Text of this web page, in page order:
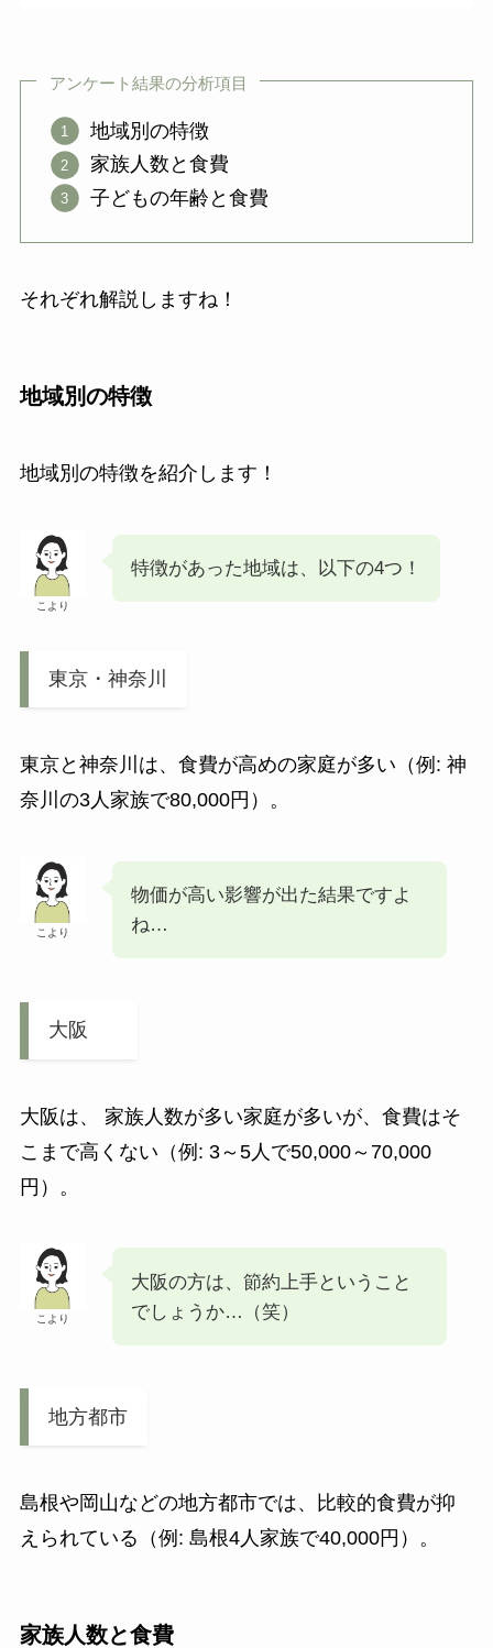
アンケート結果の分析項目
地域別の特徴
家族人数と食費
子どもの年齢と食費
それぞれ解説しますね！
地域別の特徴
地域別の特徴を紹介します！
こより
特徴があった地域は、以下の4つ！
東京・神奈川
東京と神奈川は、食費が高めの家庭が多い（例: 神
奈川の3人家族で80,000円）。
こより
物価が高い影響が出た結果ですよ
ね…
大阪
大阪は、 家族人数が多い家庭が多いが、食費はそ
こまで高くない（例: 3～5人で50,000～70,000
円）。
こより
大阪の方は、節約上手ということ
でしょうか…（笑）
地方都市
島根や岡山などの地方都市では、比較的食費が抑
えられている（例: 島根4人家族で40,000円）。
家族人数と食費